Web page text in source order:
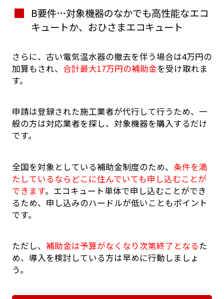
B要件…対象機器のなかでも高性能なエコ
キュートか、おひさまエコキュート
さらに、古い電気温水器の撤去を伴う場合は4万円の
加算もされ、 合計最大17万円の補助金を受け取れま
す。
申請は登録された施工業者が代行して行うため、一
般の方は対応業者を探し、対象機器を購入するだけ
です。
全国を対象としている補助金制度のため、 条件を満
たしているならどこに住んでいても申し込むことが
できます。エコキュート単体で申し込むことができ
るため、申し込みのハードルが低いこともポイント
です。
ただし、 補助金は予算がなくなり次第終了となるた
め、導入を検討している方は早めに行動しましょ
う。